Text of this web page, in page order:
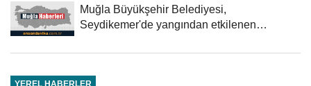
Muğla Büyükşehir Belediyesi,
Seydikemer'de yangından etkilenen
YEREL HABERLER